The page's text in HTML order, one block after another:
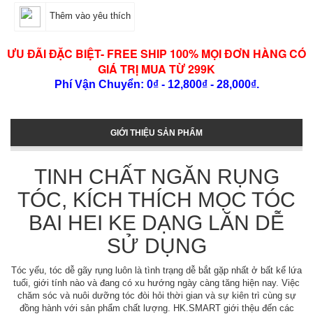
Thêm vào yêu thích
ƯU ĐÃI ĐẶC BIỆT- FREE SHIP 100% MỌI ĐƠN HÀNG CÓ
GIÁ TRỊ MUA TỪ 299K
Phí Vận Chuyển: 0₫ - 12,800₫ - 28,000₫.
GIỚI THIỆU SẢN PHẨM
TINH CHẤT NGĂN RỤNG
TÓC, KÍCH THÍCH MỌC TÓC
BAI HEI KE DẠNG LĂN DỄ
SỬ DỤNG
Tóc yếu, tóc dễ gãy rụng luôn là tình trạng dễ bắt gặp nhất ở bất kể lứa
tuổi, giới tính nào và đang có xu hướng ngày càng tăng hiện nay. Việc
chăm sóc và nuôi dưỡng tóc đòi hỏi thời gian và sự kiên trì cùng sự
đồng hành với sản phẩm chất lượng. HK.SMART giới thệu đến các